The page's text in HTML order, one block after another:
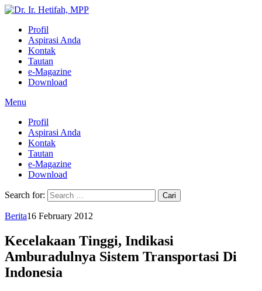
Profil
Aspirasi Anda
Kontak
Tautan
e-Magazine
Download
Menu
Profil
Aspirasi Anda
Kontak
Tautan
e-Magazine
Download
Search for:
Berita16 February 2012
Kecelakaan Tinggi, Indikasi
Amburadulnya Sistem Transportasi Di
Indonesia